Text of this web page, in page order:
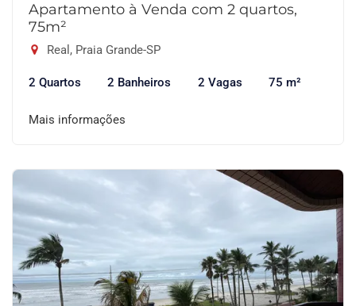
Apartamento à Venda com 2 quartos,
75m²
Real, Praia Grande-SP
2 Quartos 2 Banheiros 2 Vagas 75 m²
Mais informações